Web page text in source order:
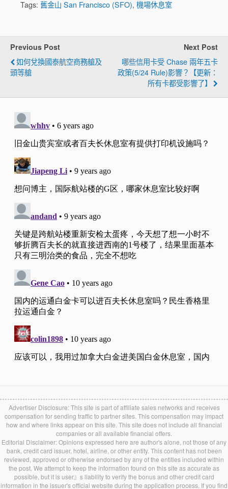
Tags: 舊金山 San Francisco (SFO), 機場休息室
Previous Post
如何兌換國泰航空商務艙及
頭等艙
Next Post
哪些信用卡受 Chase 兩年五卡
政策(5/24 Rule)影響？【更新：
所有卡都受影響了】
Advertiser Disclosure: This site is part of affiliate sales networks and receives
compensation for sending traffic to partner sites. This compensation may impact
how and where links appear on this site. This site does not include all financial
companies or all available financial offers.
Editorial Disclaimer: Opinions expressed here are author's alone, not those of any
bank, credit card issuer, hotel, airline, or other entity. This content has not been
reviewed, approved or otherwise endorsed by any of the entities included within
the post. We attempt to keep the information found on this site as accurate as
possible, but it is user』s liability to verify the bonus and other credit card
information in the issuer's official website during the application process. If you find